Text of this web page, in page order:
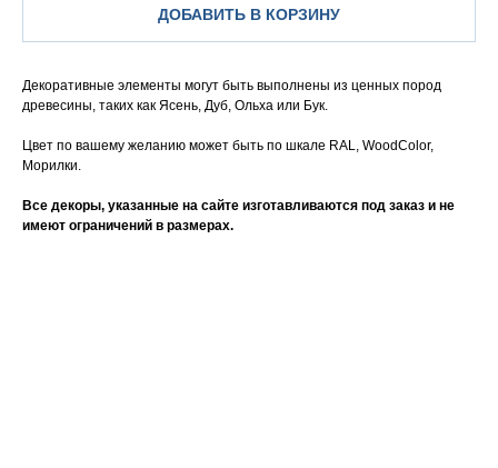
ДОБАВИТЬ В КОРЗИНУ
Декоративные элементы могут быть выполнены из ценных пород
древесины, таких как Ясень, Дуб, Ольха или Бук.
Цвет по вашему желанию может быть по шкале RAL, WoodColor,
Морилки.
Все декоры, указанные на сайте изготавливаются под заказ и не
имеют ограничений в размерах.